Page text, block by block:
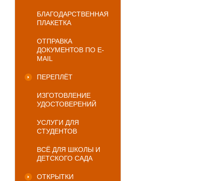
БЛАГОДАРСТВЕННАЯ
ПЛАКЕТКА
ОТПРАВКА
ДОКУМЕНТОВ ПО E-
MAIL
ПЕРЕПЛЁТ
ИЗГОТОВЛЕНИЕ
УДОСТОВЕРЕНИЙ
УСЛУГИ ДЛЯ
СТУДЕНТОВ
ВСЁ ДЛЯ ШКОЛЫ И
ДЕТСКОГО САДА
ОТКРЫТКИ